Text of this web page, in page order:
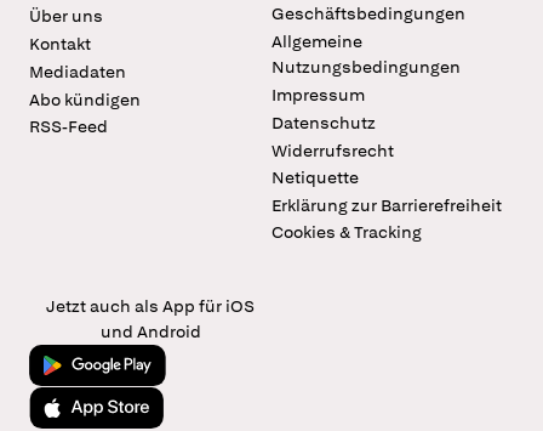
Über uns
Kontakt
Mediadaten
Abo kündigen
RSS-Feed
Geschäftsbedingungen
Allgemeine
Nutzungsbedingungen
Impressum
Datenschutz
Widerrufsrecht
Netiquette
Erklärung zur Barrierefreiheit
Cookies & Tracking
Jetzt auch als App für iOS
und Android
Jetzt bei Google Play
Laden im App Store